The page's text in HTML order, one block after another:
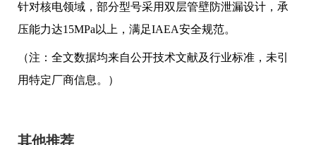
针对核电领域，部分型号采用双层管壁防泄漏设计，承
压能力达15MPa以上，满足IAEA安全规范。
（注：全文数据均来自公开技术文献及行业标准，未引
用特定厂商信息。）
其他推荐